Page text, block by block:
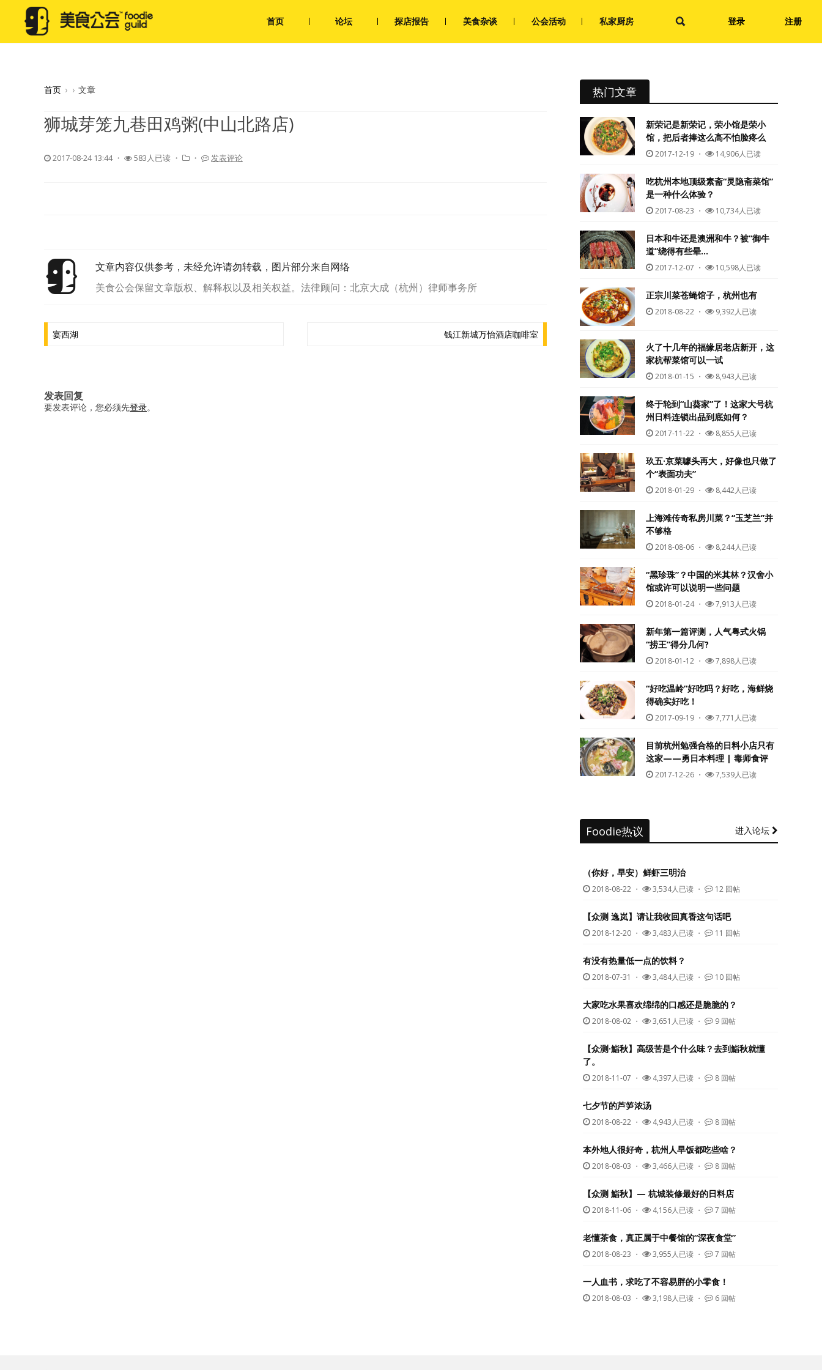
登录 注册
首页 论坛 探店报告 美食杂谈 公会活动 私家厨房
首页 › › 文章
狮城芽笼九巷田鸡粥(中山北路店)
2017-08-24 13:44・ 583人已读 ・ ・ 发表评论
文章内容仅供参考，未经允许请勿转载，图片部分来自网络
美食公会保留文章版权、解释权以及相关权益。法律顾问：北京大成（杭州）律师事务所
章
宴西湖 钱江新城万怡酒店咖啡室
发表回复
要发表评论，您必须先登录。
热门文章
新荣记是新荣记，荣小馆是荣小
馆，把后者捧这么高不怕脸疼么
2017-12-19 ・ 14,906人已读
吃杭州本地顶级素斋“灵隐斋菜馆”
是一种什么体验？
2017-08-23 ・ 10,734人已读
日本和牛还是澳洲和牛？被“御牛
道”绕得有些晕…
2017-12-07 ・ 10,598人已读
正宗川菜苍蝇馆子，杭州也有
2018-08-22 ・ 9,392人已读
火了十几年的福缘居老店新开，这
家杭帮菜馆可以一试
2018-01-15 ・ 8,943人已读
终于轮到“山葵家”了！这家大号杭
州日料连锁出品到底如何？
2017-11-22 ・ 8,855人已读
玖五·京菜噱头再大，好像也只做了
个“表面功夫”
2018-01-29 ・ 8,442人已读
上海滩传奇私房川菜？“玉芝兰”并
不够格
2018-08-06 ・ 8,244人已读
“黑珍珠”？中国的米其林？汉舍小
馆或许可以说明一些问题
2018-01-24・ 7,913人已读
新年第一篇评测，人气粤式火锅
“捞王”得分几何?
2018-01-12 ・ 7,898人已读
“好吃温岭”好吃吗？好吃，海鲜烧
得确实好吃！
2017-09-19 ・ 7,771人已读
目前杭州勉强合格的日料小店只有
这家——勇日本料理 | 毒师食评
2017-12-26 ・ 7,539人已读
Foodie热议 进入论坛
（你好，早安）鲜虾三明治
2018-08-22 ・ 3,534人已读 ・ 12 回帖
【众测 逸岚】请让我收回真香这句话吧
2018-12-20 ・ 3,483人已读 ・ 11 回帖
有没有热量低一点的饮料？
2018-07-31 ・ 3,484人已读 ・ 10 回帖
大家吃水果喜欢绵绵的口感还是脆脆的？
2018-08-02 ・ 3,651人已读 ・ 9 回帖
【众测·鮨秋】高级苦是个什么味？去到鮨秋就懂
了。
2018-11-07 ・ 4,397人已读 ・ 8 回帖
七夕节的芦笋浓汤
2018-08-22 ・ 4,943人已读 ・ 8 回帖
本外地人很好奇，杭州人早饭都吃些啥？
2018-08-03 ・ 3,466人已读 ・ 8 回帖
【众测 鮨秋】— 杭城装修最好的日料店
2018-11-06 ・ 4,156人已读 ・ 7 回帖
老懂茶食，真正属于中餐馆的“深夜食堂”
2018-08-23 ・ 3,955人已读 ・ 7 回帖
一人血书，求吃了不容易胖的小零食！
2018-08-03 ・ 3,198人已读 ・ 6 回帖